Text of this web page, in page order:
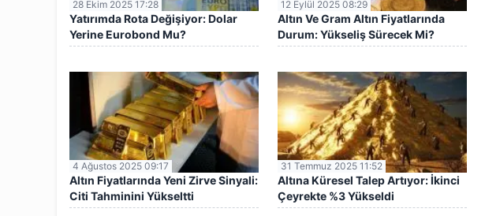
28 Ekim 2025 17:28
Yatırımda Rota Değişiyor: Dolar
Yerine Eurobond Mu?
12 Eylül 2025 08:29
Altın Ve Gram Altın Fiyatlarında
Durum: Yükseliş Sürecek Mi?
4 Ağustos 2025 09:17
Altın Fiyatlarında Yeni Zirve Sinyali:
Citi Tahminini Yükseltti
31 Temmuz 2025 11:52
Altına Küresel Talep Artıyor: İkinci
Çeyrekte %3 Yükseldi